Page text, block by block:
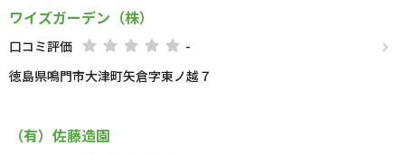
ワイズガーデン（株）
口コミ評価
-
徳島県鳴門市大津町矢倉字東ノ越７
（有）佐藤造園